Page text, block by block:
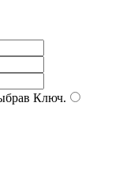
Ключ.